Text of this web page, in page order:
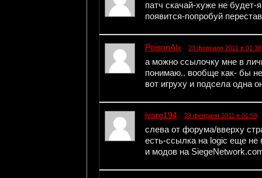
патч скачай-хуже не будет-
появится-попробуй
PoisonAlx 23 февраля 2011 в 01:38
а можно ссылочку мне в
понимаю.. вообще как- бы
вот игруху и подсела одна
ivarg194 23 февраля 2011 в 01:59
слева от форума/вверху
есть-ссылка на logic еще не
и модов на